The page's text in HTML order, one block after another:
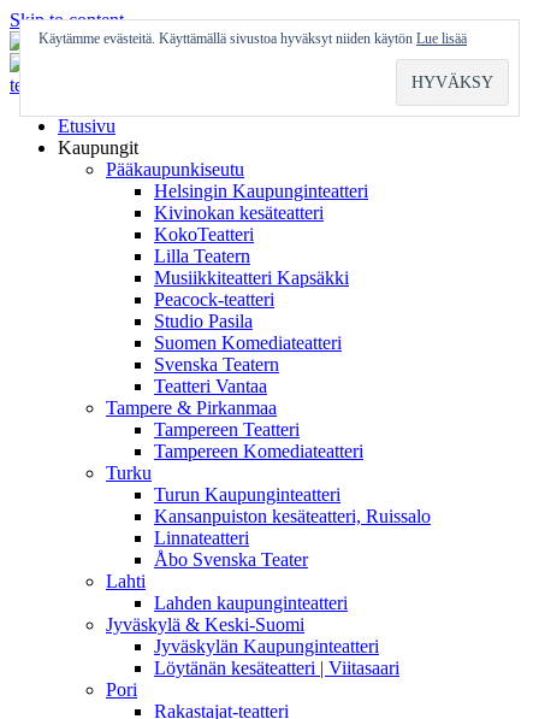
Skip to content
Etusivu
Kaupungit
Pääkaupunkiseutu
Helsingin Kaupunginteatteri
Kivinokan kesäteatteri
KokoTeatteri
Lilla Teatern
Musiikkiteatteri Kapsäkki
Peacock-teatteri
Studio Pasila
Suomen Komediateatteri
Svenska Teatern
Teatteri Vantaa
Tampere & Pirkanmaa
Tampereen Teatteri
Tampereen Komediateatteri
Turku
Turun Kaupunginteatteri
Kansanpuiston kesäteatteri, Ruissalo
Linnateatteri
Åbo Svenska Teater
Lahti
Lahden kaupunginteatteri
Jyväskylä & Keski-Suomi
Jyväskylän Kaupunginteatteri
Löytänän kesäteatteri | Viitasaari
Pori
Rakastajat-teatteri
Käytämme evästeitä. Käyttämällä sivustoa hyväksyt niiden käytön Lue lisää